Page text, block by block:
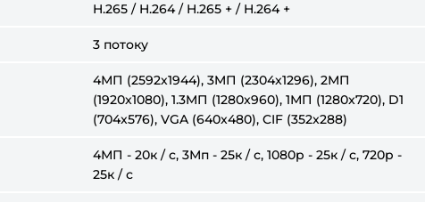
H.265 / H.264 / H.265 + / H.264 +
3 потоку
4МП (2592х1944), 3MП (2304x1296), 2МП
(1920x1080), 1.3MП (1280x960), 1МП (1280x720), D1
(704x576), VGA (640x480), CIF (352x288)
4МП - 20к / с, 3Мп - 25к / с, 1080р - 25к / с, 720р -
25к / с